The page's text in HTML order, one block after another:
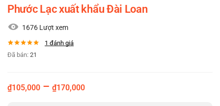
Phước Lạc xuất khẩu Đài Loan
1676 Lượt xem
5.00 trên 5
dựa trên
1
1 đánh giá
Đã bán: 21
₫105,000 – ₫170,000